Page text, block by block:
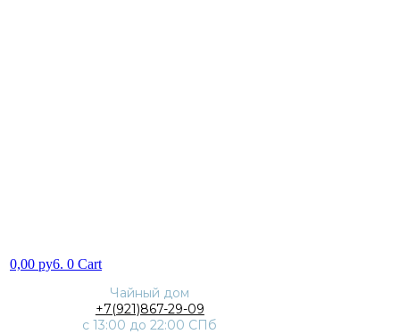
0,00 py6. 0 Cart
Чайный дом
+7(921)867-29-09
с 13:00 до 22:00 СПб